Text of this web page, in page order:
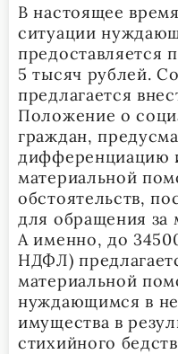
В настоящее
ситуации
предоставляется
5 тысяч рублей.
предлагается
Положение о
граждан,
дифференциацию
материальной
обстоятельств,
для обращения
А именно, до
НДФЛ)
материальной
нуждающимся в
имущества в
стихийного